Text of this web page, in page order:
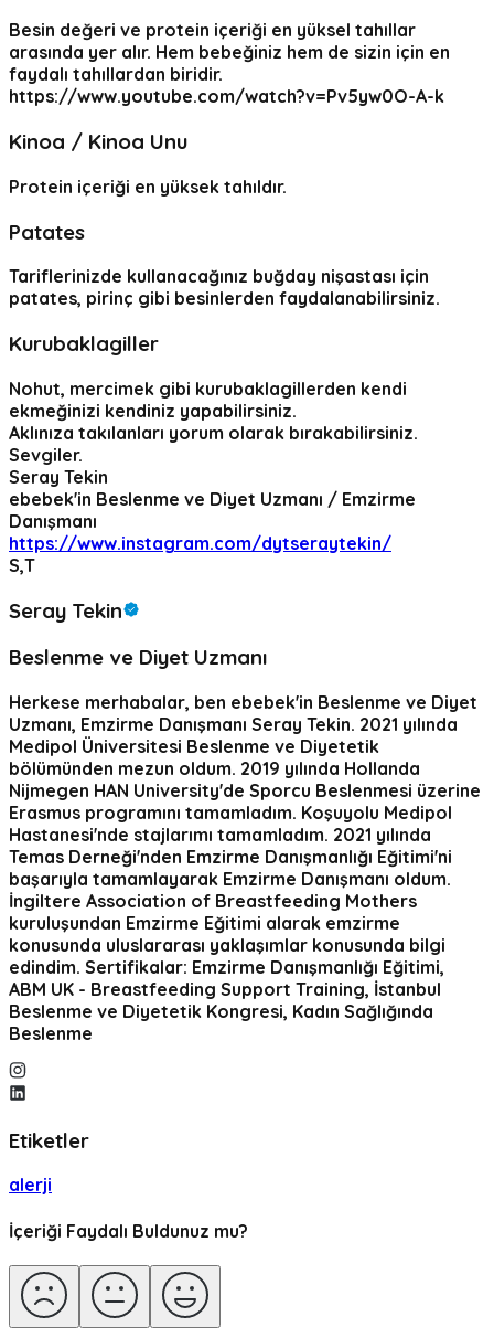
Besin değeri ve protein içeriği en yüksel tahıllar
arasında yer alır. Hem bebeğiniz hem de sizin için en
faydalı tahıllardan biridir.
https://www.youtube.com/watch?v=Pv5yw0O-A-k
Kinoa / Kinoa Unu
Protein içeriği en yüksek tahıldır.
Patates
Tariflerinizde kullanacağınız buğday nişastası için
patates, pirinç gibi besinlerden faydalanabilirsiniz.
Kurubaklagiller
Nohut, mercimek gibi kurubaklagillerden kendi
ekmeğinizi kendiniz yapabilirsiniz.
Aklınıza takılanları yorum olarak bırakabilirsiniz.
Sevgiler.
Seray Tekin
ebebek'in Beslenme ve Diyet Uzmanı / Emzirme
Danışmanı
https://www.instagram.com/dytseraytekin/
S,T
Seray Tekin
Beslenme ve Diyet Uzmanı
Herkese merhabalar, ben ebebek'in Beslenme ve Diyet
Uzmanı, Emzirme Danışmanı Seray Tekin. 2021 yılında
Medipol Üniversitesi Beslenme ve Diyetetik
bölümünden mezun oldum. 2019 yılında Hollanda
Nijmegen HAN University'de Sporcu Beslenmesi üzerine
Erasmus programını tamamladım. Koşuyolu Medipol
Hastanesi'nde stajlarımı tamamladım. 2021 yılında
Temas Derneği'nden Emzirme Danışmanlığı Eğitimi'ni
başarıyla tamamlayarak Emzirme Danışmanı oldum.
İngiltere Association of Breastfeeding Mothers
kuruluşundan Emzirme Eğitimi alarak emzirme
konusunda uluslararası yaklaşımlar konusunda bilgi
edindim. Sertifikalar: Emzirme Danışmanlığı Eğitimi,
ABM UK - Breastfeeding Support Training, İstanbul
Beslenme ve Diyetetik Kongresi, Kadın Sağlığında
Beslenme
Etiketler
alerji
İçeriği Faydalı Buldunuz mu?